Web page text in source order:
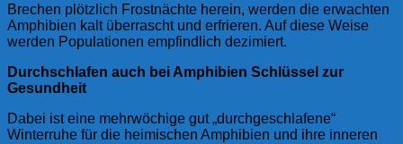
Brechen plötzlich Frostnächte herein, werden die erwachten
Amphibien kalt überrascht und erfrieren. Auf diese Weise
werden Populationen empfindlich dezimiert.
Durchschlafen auch bei Amphibien Schlüssel zur
Gesundheit
Dabei ist eine mehrwöchige gut „durchgeschlafene“
Winterruhe für die heimischen Amphibien und ihre inneren